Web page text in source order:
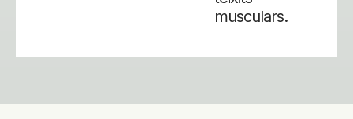
musculars.